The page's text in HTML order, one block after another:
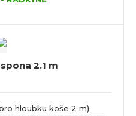
2.1 m
hloubku koše 2 m).